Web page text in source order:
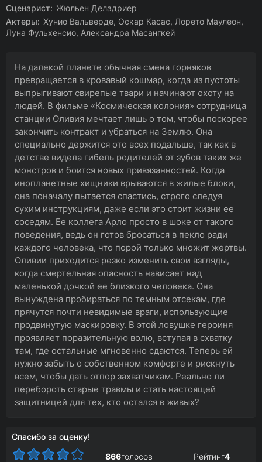
Сценарист: Жюльен Деладриер
Актеры: Хунио Вальверде, Оскар Касас, Лорето Маулеон,
Луна Фульхенсио, Александра Масангкей
На далекой планете обычная смена горняков
превращается в кровавый кошмар, когда из пустоты
выпрыгивают свирепые твари и начинают охоту на
людей. В фильме «Космическая колония» сотрудница
станции Оливия мечтает лишь о том, чтобы поскорее
закончить контракт и убраться на Землю. Она
специально держится ото всех подальше, так как в
детстве видела гибель родителей от зубов таких же
монстров и боится новых привязанностей. Когда
инопланетные хищники врываются в жилые блоки,
она поначалу пытается спастись, строго следуя
сухим инструкциям, даже если это стоит жизни ее
соседям. Ее коллега Арло просто в шоке от такого
поведения, ведь он готов бросаться в пекло ради
каждого человека, что порой только множит жертвы.
Оливии приходится резко изменить свои взгляды,
когда смертельная опасность нависает над
маленькой дочкой ее близкого человека. Она
вынуждена пробираться по темным отсекам, где
прячутся почти невидимые враги, использующие
продвинутую маскировку. В этой ловушке героиня
проявляет поразительную волю, вступая в схватку
там, где остальные мгновенно сдаются. Теперь ей
нужно забыть о собственном комфорте и рискнуть
всем, чтобы дать отпор захватчикам. Реально ли
перебороть старые травмы и стать настоящей
защитницей для тех, кто остался в живых?
Спасибо за оценку!
866голосов Рейтинг4